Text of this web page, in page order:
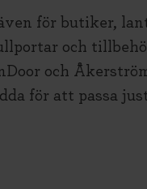
för butiker,
och
och
för att passa